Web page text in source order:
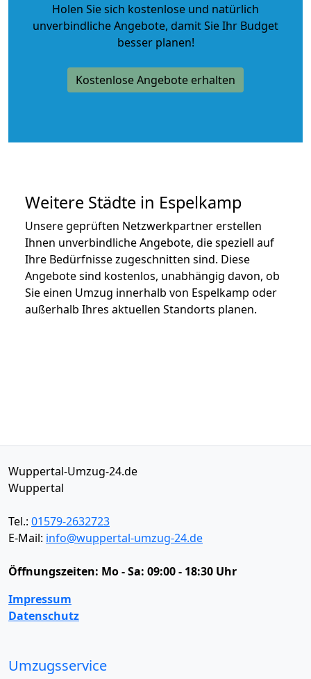
Holen Sie sich kostenlose und natürlich
unverbindliche Angebote, damit Sie Ihr Budget
besser planen!
Kostenlose Angebote erhalten
Weitere Städte in Espelkamp
Unsere geprüften Netzwerkpartner erstellen
Ihnen unverbindliche Angebote, die speziell auf
Ihre Bedürfnisse zugeschnitten sind. Diese
Angebote sind kostenlos, unabhängig davon, ob
Sie einen Umzug innerhalb von Espelkamp oder
außerhalb Ihres aktuellen Standorts planen.
Wuppertal-Umzug-24.de
Wuppertal
Tel.: 01579-2632723
E-Mail: info@wuppertal-umzug-24.de
Öffnungszeiten: Mo - Sa: 09:00 - 18:30 Uhr
Impressum
Datenschutz
Umzugsservice